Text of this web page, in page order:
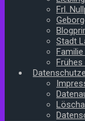
Frl.
Stadt
Frühes